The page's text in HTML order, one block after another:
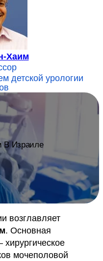
Хаим
детской урологии
В Израиле
возглавляет
. Основная
хирургическое
мочеполовой